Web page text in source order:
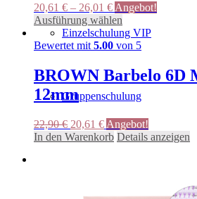
Einzelschulung VIP
Gruppenschulung
20,61 € – 26,01 € Angebot!
Ausführung wählen
Produkt
weist
Varianten
auf.
Die
können
auf
der
Bewertet mit 5.00 von 5
BROWN Barbelo 6D
12mm
22,90€ Ursprünglicher
Preis
20,61 €Aktueller
Preis
Angebot!
In den Warenkorb Details anzeigen